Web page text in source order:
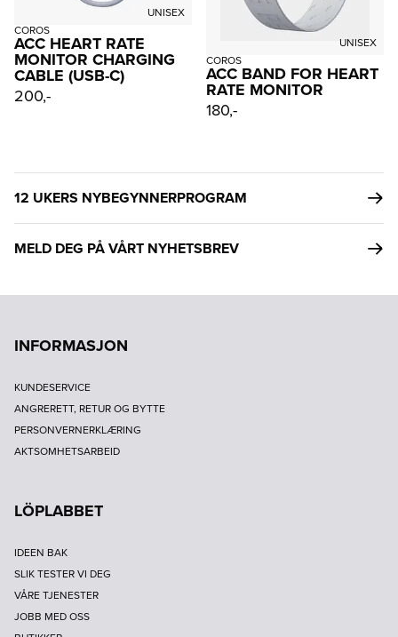
UNISEX
COROS
ACC HEART RATE
MONITOR CHARGING
CABLE (USB-C)
200,-
UNISEX
COROS
ACC BAND FOR HEART
RATE MONITOR
180,-
12 UKERS NYBEGYNNERPROGRAM
MELD DEG PÅ VÅRT NYHETSBREV
INFORMASJON
KUNDESERVICE
ANGRERETT, RETUR OG BYTTE
PERSONVERNERKLÆRING
AKTSOMHETSARBEID
LÖPLABBET
IDEEN BAK
SLIK TESTER VI DEG
VÅRE TJENESTER
JOBB MED OSS